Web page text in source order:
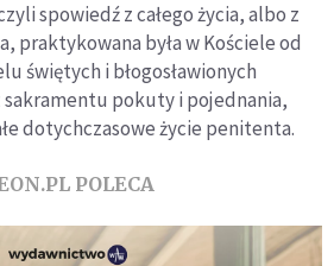
spowiedź z całego życia, albo z
praktykowana była w Kościele od
świętych i błogosławionych
sakramentu pokuty i pojednania,
dotychczasowe życie penitenta.
POLECA